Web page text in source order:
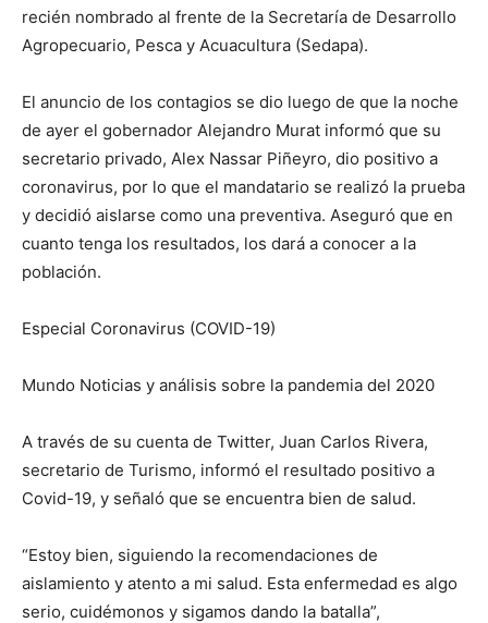
recién nombrado al frente de la Secretaría de Desarrollo
Agropecuario, Pesca y Acuacultura (Sedapa).
El anuncio de los contagios se dio luego de que la noche
de ayer el gobernador Alejandro Murat informó que su
secretario privado, Alex Nassar Piñeyro, dio positivo a
coronavirus, por lo que el mandatario se realizó la prueba
y decidió aislarse como una preventiva. Aseguró que en
cuanto tenga los resultados, los dará a conocer a la
población.
Especial Coronavirus (COVID-19)
Mundo Noticias y análisis sobre la pandemia del 2020
A través de su cuenta de Twitter, Juan Carlos Rivera,
secretario de Turismo, informó el resultado positivo a
Covid-19, y señaló que se encuentra bien de salud.
“Estoy bien, siguiendo la recomendaciones de
aislamiento y atento a mi salud. Esta enfermedad es algo
serio, cuidémonos y sigamos dando la batalla”,